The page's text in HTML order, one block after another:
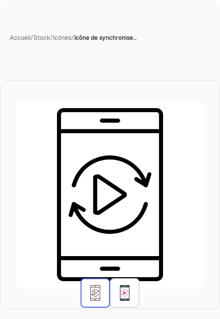
Accueil/Stock/Icônes/Icône de synchronise…